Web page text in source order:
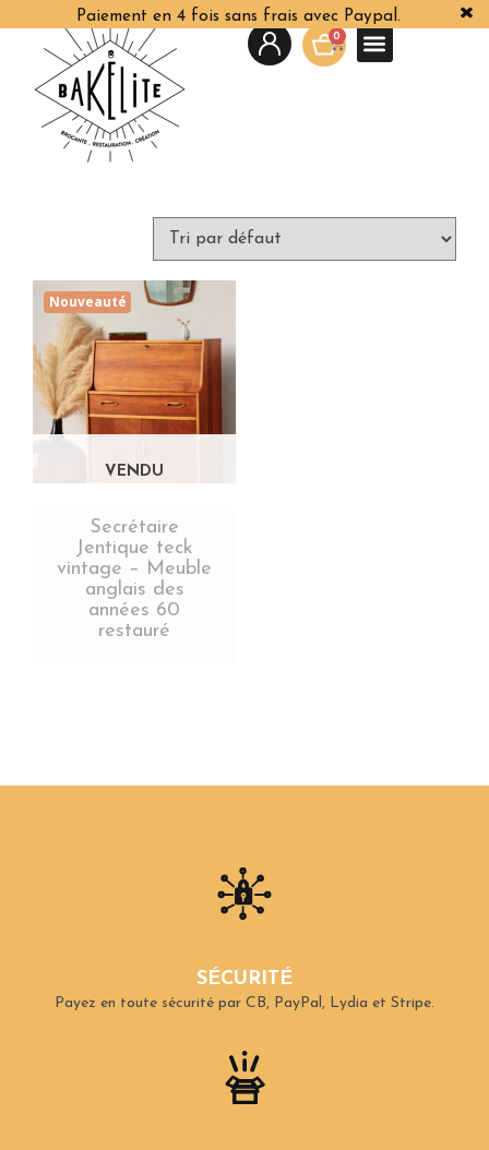
Paiement en 4 fois sans frais avec Paypal.
0
Nouveauté
Secrétaire
Jentique teck
vintage – Meuble
anglais des
années 60
restauré
SÉCURITÉ
Payez en toute sécurité par CB, PayPal, Lydia et Stripe.